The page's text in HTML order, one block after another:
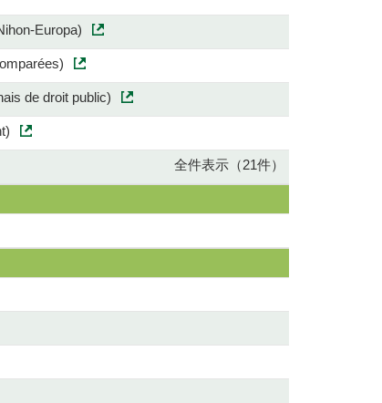
Europa)
de droit public)
全件表示（21件）